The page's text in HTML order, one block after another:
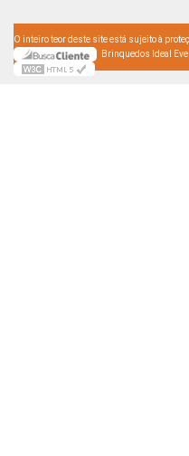
O inteiro teor deste site está sujeito à
Brinquedos Ideal